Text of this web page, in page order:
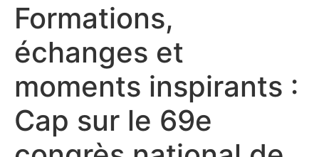
Formations,
échanges et
moments inspirants :
Cap sur le 69e